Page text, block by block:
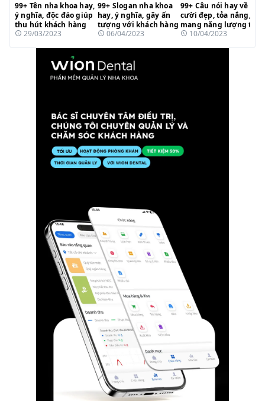
99+ Tên nha khoa hay,
ý nghĩa, độc đáo giúp
thu hút khách hàng
29/03/2023
99+ Slogan nha khoa
hay, ý nghĩa, gây ấn
tượng với khách hàng
06/04/2023
99+ Câu nói hay về nụ
cười đẹp, tỏa nắng,
mang năng lượng tích
cực10/04/2023